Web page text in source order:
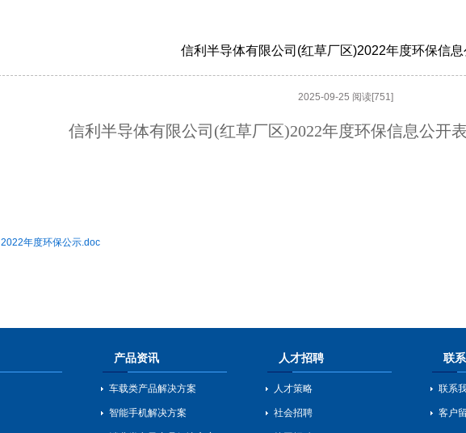
信利半导体有限公司(红草厂区)2022年度环保信息
2025-09-25 阅读[751]
信利半导体有限公司(红草厂区)2022年度环保信息公开表
2022年度环保公示.doc
产品资讯
车载类产品解决方案
智能手机解决方案
人才招聘
人才策略
社会招聘
联
联系
客户